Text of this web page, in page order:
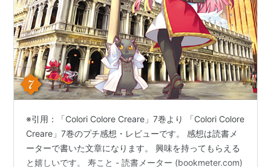
※引用：「Colori Colore Creare」7巻より 「Colori Colore
Creare」7巻のプチ感想・レビューです。 感想は読書メ
ーターで書いた文章になります。 興味を持ってもらえる
と嬉しいです。 寿こと - 読書メーター (bookmeter.com)